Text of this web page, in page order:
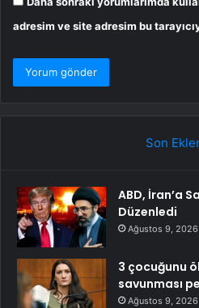
adresim ve site adresim bu
Son
ABD, İran’a
Düzenledi
Ağustos 9, 2026
3 çocuğunu
savunması
Ağustos 9, 2026